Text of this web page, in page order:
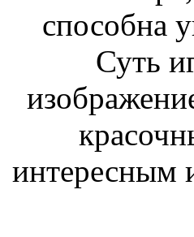
способна
Суть
интересным